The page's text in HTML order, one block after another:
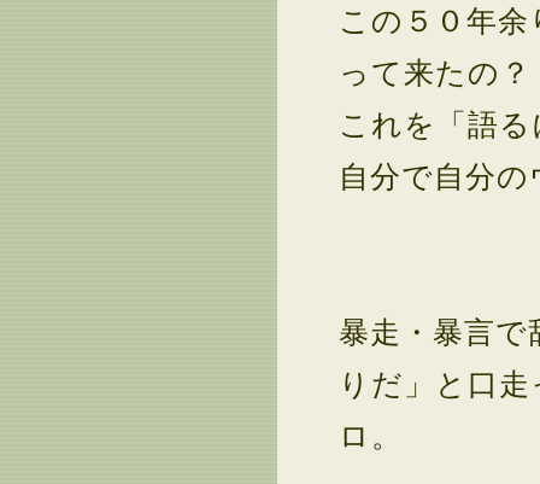
この５０年
って来たの？
これを「語
自分で自分
暴走・暴言
りだ」と口
ロ。